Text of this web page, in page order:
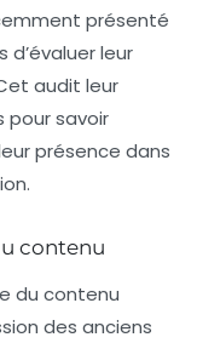
présenté
leur
audit leur
pour savoir
présence dans
contenu
du contenu
des anciens